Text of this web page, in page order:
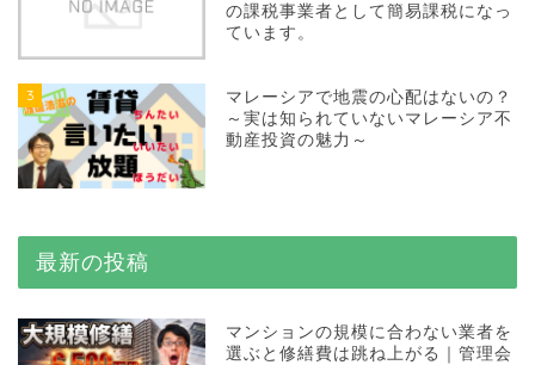
の課税事業者として簡易課税になっ
ています。
3
マレーシアで地震の心配はないの？
～実は知られていないマレーシア不
動産投資の魅力～
最新の投稿
マンションの規模に合わない業者を
選ぶと修繕費は跳ね上がる｜管理会